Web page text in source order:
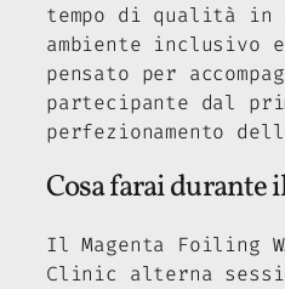
tempo di qualità in
ambiente inclusivo
pensato per
partecipante dal
perfezionamento
Cosa farai durante
Il Magenta Foiling
Clinic alterna